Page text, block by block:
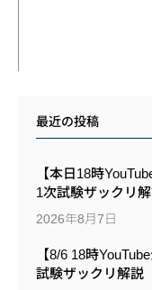
最近の投稿
【本日18時
1次試験ザックリ
2026年8月7日
【8/6 18時
試験ザックリ解